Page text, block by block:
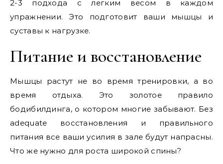
2-3 подхода с легким весом в каждом
упражнении. Это подготовит ваши мышцы и
суставы к нагрузке.
Питание и восстановление
Мышцы растут не во время тренировки, а во
время отдыха. Это золотое правило
бодибилдинга, о котором многие забывают. Без
adequate восстановления и правильного
питания все ваши усилия в зале будут напрасны.
Что же нужно для роста широкой спины?